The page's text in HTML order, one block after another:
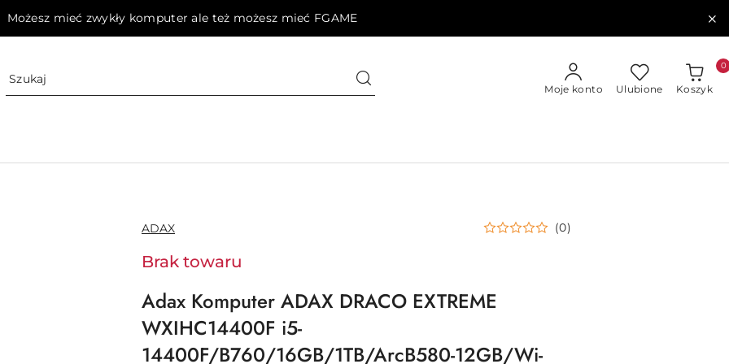
Możesz mieć zwykły komputer ale też możesz mieć FGAME
Moje konto Ulubione Koszyk
0
NAZWA
PRODUCENTA:
ADAX (0)
Brak towaru
Adax Komputer ADAX DRACO EXTREME
WXIHC14400F i5-
14400F/B760/16GB/1TB/ArcB580-12GB/Wi-